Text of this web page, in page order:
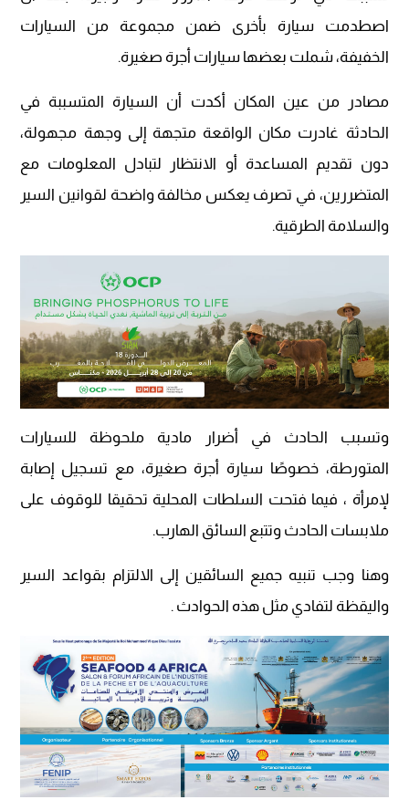
اصطدمت سيارة بأخرى ضمن مجموعة من السيارات
الخفيفة، شملت بعضها سيارات أجرة صغيرة.
مصادر من عين المكان أكدت أن السيارة المتسببة في
الحادثة غادرت مكان الواقعة متجهة إلى وجهة مجهولة،
دون تقديم المساعدة أو الانتظار لتبادل المعلومات مع
المتضررين، في تصرف يعكس مخالفة واضحة لقوانين السير
والسلامة الطرقية.
وتسبب الحادث في أضرار مادية ملحوظة للسيارات
المتورطة، خصوصًا سيارة أجرة صغيرة، مع تسجيل إصابة
لإمرأة ، فيما فتحت السلطات المحلية تحقيقا للوقوف على
ملابسات الحادث وتتبع السائق الهارب.
وهنا وجب تنبيه جميع السائقين إلى الالتزام بقواعد السير
واليقظة لتفادي مثل هذه الحوادث .